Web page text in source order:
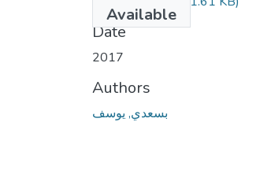
Available
Date
2017
Authors
بسعدي, يوسف